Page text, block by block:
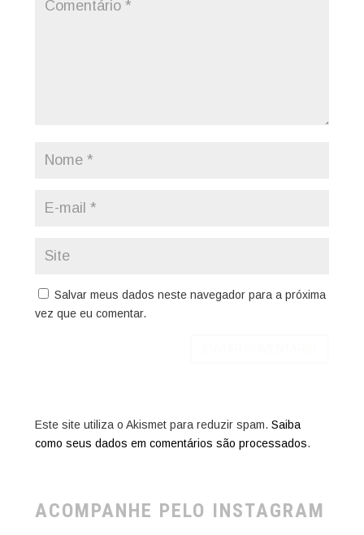
Salvar meus dados neste navegador para a próxima
vez que eu comentar.
Este site utiliza o Akismet para reduzir spam. Saiba
como seus dados em comentários são processados.
ACOMPANHE PELO INSTAGRAM